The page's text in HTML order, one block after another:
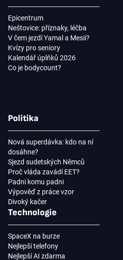
Epicentrum
Neštovice: příznaky, léčba
V čem jezdí Yamal a Mesii?
Kvízy pro seniory
Kalendář úplňků 2026
Co je bodycount?
Politika
Nová superdávka: kdo na ní
dosáhne?
Sjezd sudetských Němců
Proč vláda zavádí EET?
Padni komu padni
Výpověď z práce vzor
Divoký kačer
Technologie
SpaceX na burze
Nejlepší telefony
Nejlepší AI zdarma